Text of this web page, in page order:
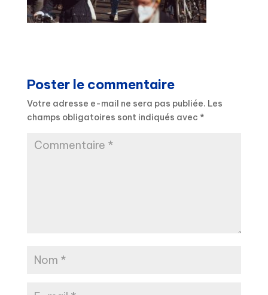
Poster le commentaire
Votre adresse e-mail ne sera pas publiée. Les
champs obligatoires sont indiqués avec *